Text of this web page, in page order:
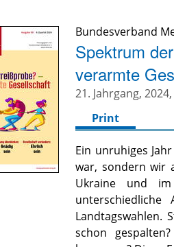
Bundesverband
Spektrum
verarmte
21. Jahrgang,
Print
Ein unruhiges
war, sondern wir
Ukraine und
Landtagswahlen.
schon